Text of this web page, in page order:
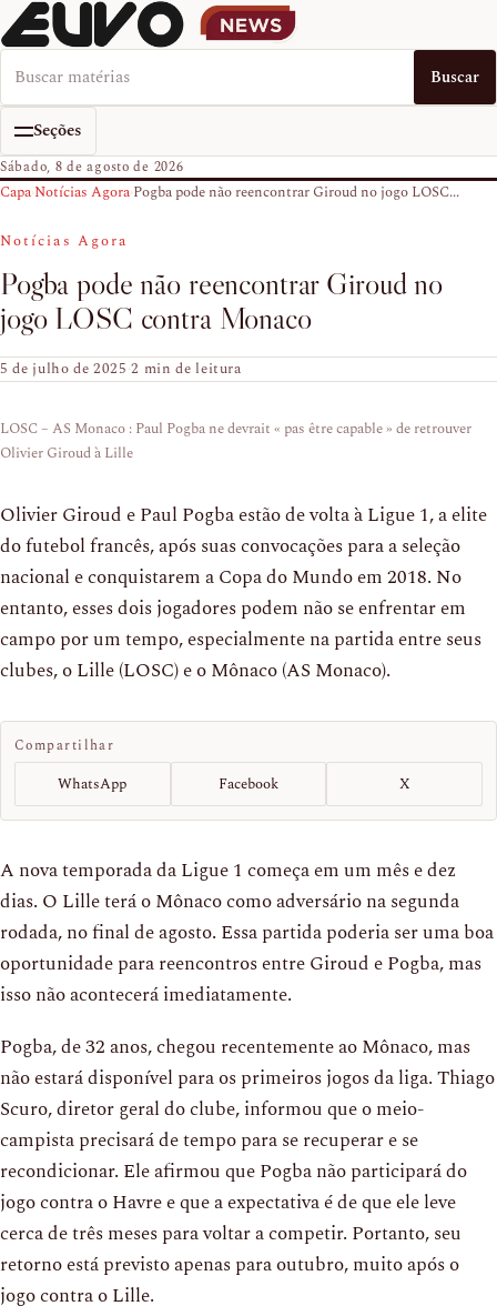
Buscar no EUVO News Buscar
Seções
Sábado, 8 de agosto de 2026
Capa›Notícias Agora›Pogba pode não reencontrar Giroud no jogo LOSC...
Notícias Agora
Pogba pode não reencontrar Giroud no
jogo LOSC contra Monaco
5 de julho de 2025·2 min de leitura
LOSC – AS Monaco : Paul Pogba ne devrait « pas être capable » de retrouver
Olivier Giroud à Lille
Olivier Giroud e Paul Pogba estão de volta à Ligue 1, a elite
do futebol francês, após suas convocações para a seleção
nacional e conquistarem a Copa do Mundo em 2018. No
entanto, esses dois jogadores podem não se enfrentar em
campo por um tempo, especialmente na partida entre seus
clubes, o Lille (LOSC) e o Mônaco (AS Monaco).
Compartilhar
WhatsApp Facebook X
A nova temporada da Ligue 1 começa em um mês e dez
dias. O Lille terá o Mônaco como adversário na segunda
rodada, no final de agosto. Essa partida poderia ser uma boa
oportunidade para reencontros entre Giroud e Pogba, mas
isso não acontecerá imediatamente.
Pogba, de 32 anos, chegou recentemente ao Mônaco, mas
não estará disponível para os primeiros jogos da liga. Thiago
Scuro, diretor geral do clube, informou que o meio-
campista precisará de tempo para se recuperar e se
recondicionar. Ele afirmou que Pogba não participará do
jogo contra o Havre e que a expectativa é de que ele leve
cerca de três meses para voltar a competir. Portanto, seu
retorno está previsto apenas para outubro, muito após o
jogo contra o Lille.